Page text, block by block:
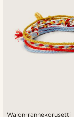
Walon-rannekorusetti